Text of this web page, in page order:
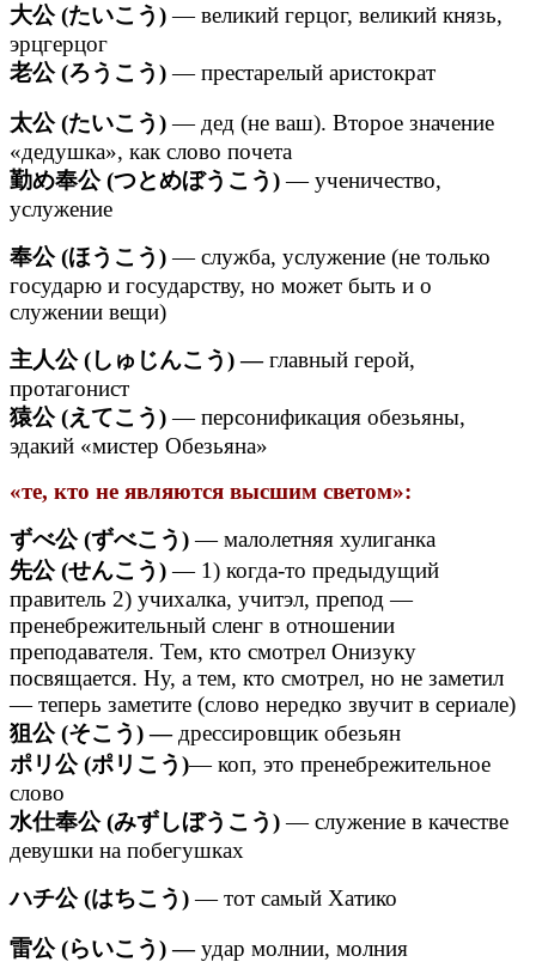
大公 (たいこう)— великий герцог, великий князь,
эрцгерцог
老公 (ろうこう)— престарелый аристократ
太公 (たいこう)— дед (не ваш). Второе значение
«дедушка», как слово почета
勤め奉公 (つとめぼうこう)— ученичество,
услужение
奉公 (ほうこう)— служба, услужение (не только
государю и государству, но может быть и о
служении вещи)
主人公 (しゅじんこう) —главный герой,
протагонист
猿公 (えてこう)— персонификация обезьяны,
эдакий «мистер Обезьяна»
«те, кто не являются высшим светом»:
ずべ公 (ずべこう)— малолетняя хулиганка
先公 (せんこう)— 1) когда-то предыдущий
правитель 2) учихалка, учитэл, препод —
пренебрежительный сленг в отношении
преподавателя. Тем, кто смотрел Онизуку
посвящается. Ну, а тем, кто смотрел, но не заметил
— теперь заметите (слово нередко звучит в сериале)
狙公 (そこう) —дрессировщик обезьян
ポリ公 (ポリこう)— коп, это пренебрежительное
слово
水仕奉公 (みずしぼうこう)— служение в качестве
девушки на побегушках
ハチ公 (はちこう)— тот самый Хатико
雷公 (らいこう) —удар молнии, молния